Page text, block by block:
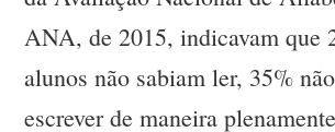
ANA, de 2015, indicavam que
alunos não sabiam ler, 35%
escrever de maneira